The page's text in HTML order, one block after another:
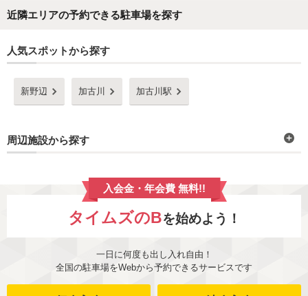
近隣エリアの予約できる駐車場を探す
人気スポットから探す
新野辺 加古川 加古川駅
周辺施設から探す
入会金・年会費 無料!!
タイムズのBを始めよう！
一日に何度も出し入れ自由！
全国の駐車場をWebから予約できるサービスです